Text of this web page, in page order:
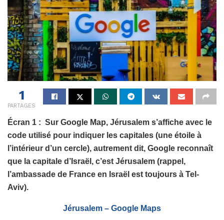
1
PARTAGES
Écran 1 : Sur Google Map, Jérusalem s’affiche avec le
code utilisé pour indiquer les capitales (une étoile à
l’intérieur d’un cercle), autrement dit, Google reconnaît
que la capitale d’Israël, c’est Jérusalem (rappel,
l’ambassade de France en Israël est toujours à Tel-
Aviv).
Jérusalem – Google Maps